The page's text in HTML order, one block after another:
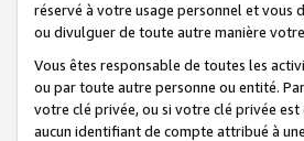
réservé à votre usage personnel et vous
ou divulguer de toute autre manière
Vous êtes responsable de toutes les
ou par toute autre personne ou entité.
votre clé privée, ou si votre clé privée
aucun identifiant de compte attribué à